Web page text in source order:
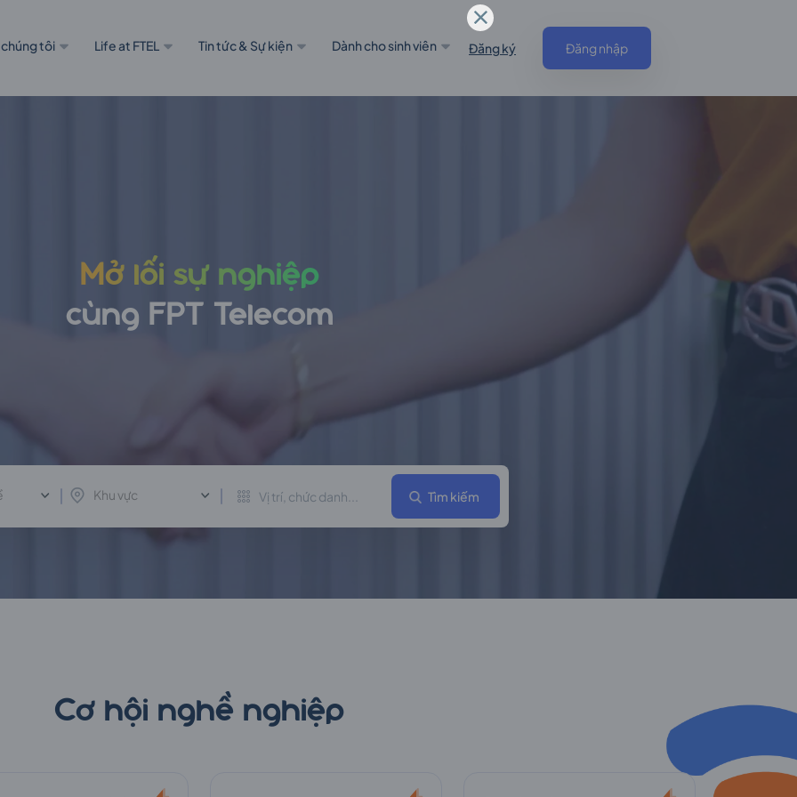
tôi Life at FTEL Tin tức & Sự kiện Dành cho sinh viên Đăng ký Đăng nhập
Mở lối sự nghiệp
cùng FPT Telecom
Khu vực Tìm kiếm
Cơ hội nghề nghiệp